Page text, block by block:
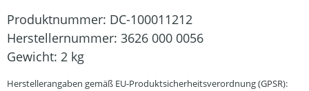
Produktnummer: DC-100011212
Herstellernummer: 3626 000 0056
Gewicht: 2 kg
Herstellerangaben gemäß EU-Produktsicherheitsverordnung (GPSR):